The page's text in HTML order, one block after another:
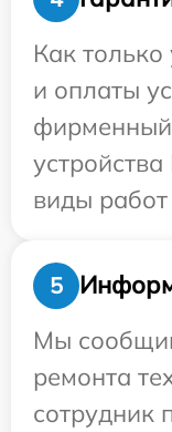
Как только
и оплаты
фирменный
виды работ
5
Мы
ремонта
сотрудник